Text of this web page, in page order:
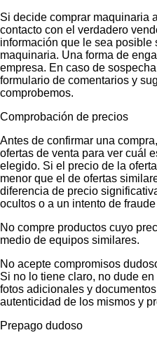
Si decide comprar maquinaria
contacto con el verdadero
información que le sea posible
maquinaria. Una forma de
empresa. En caso de
formulario de comentarios y
comprobemos.
Comprobación de precios
Antes de confirmar una
ofertas de venta para ver cuál
elegido. Si el precio de la
menor que el de ofertas
diferencia de precio
ocultos o a un intento de
No compre productos cuyo
medio de equipos similares.
No acepte compromisos
Si no lo tiene claro, no dude
fotos adicionales y
autenticidad de los mismos y
Prepago dudoso